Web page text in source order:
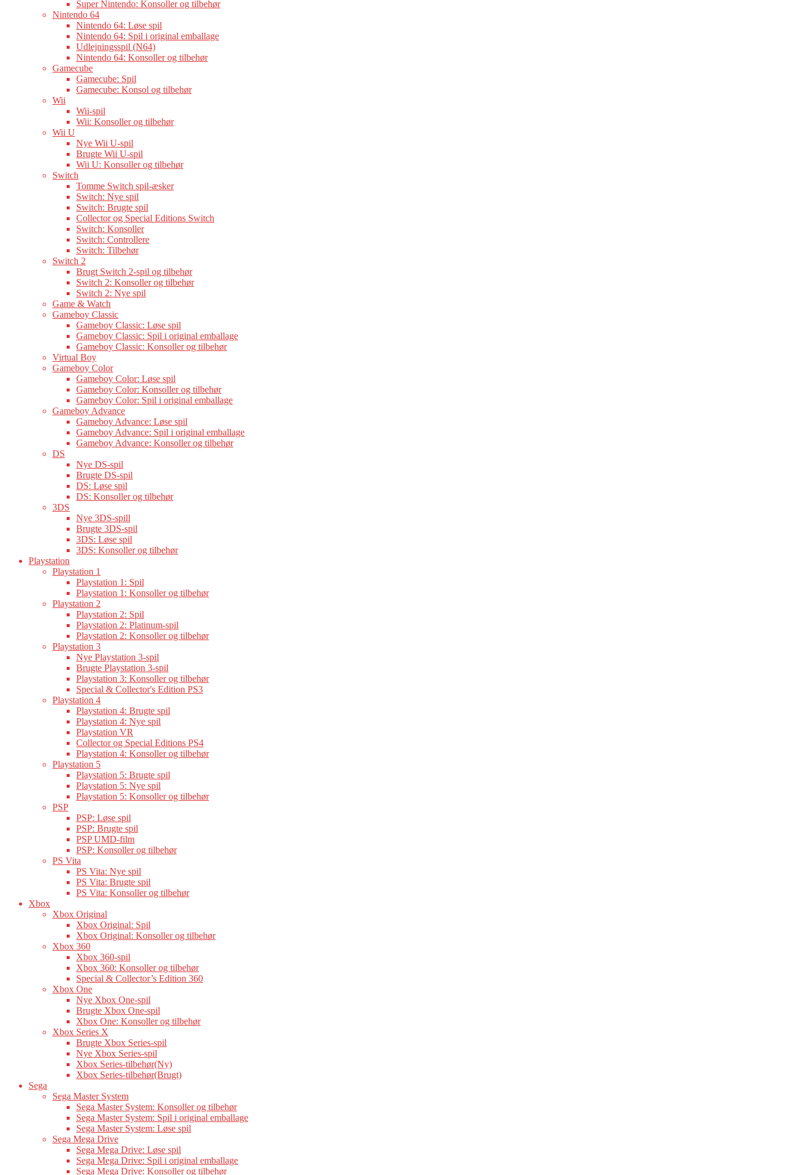
Super Nintendo: Konsoller og tilbehør
Nintendo 64
Nintendo 64: Løse spil
Nintendo 64: Spil i original emballage
Udlejningsspil (N64)
Nintendo 64: Konsoller og tilbehør
Gamecube
Gamecube: Spil
Gamecube: Konsol og tilbehør
Wii
Wii-spil
Wii: Konsoller og tilbehør
Wii U
Nye Wii U-spil
Brugte Wii U-spil
Wii U: Konsoller og tilbehør
Switch
Tomme Switch spil-æsker
Switch: Nye spil
Switch: Brugte spil
Collector og Special Editions Switch
Switch: Konsoller
Switch: Controllere
Switch: Tilbehør
Switch 2
Brugt Switch 2-spil og tilbehør
Switch 2: Konsoller og tilbehør
Switch 2: Nye spil
Game & Watch
Gameboy Classic
Gameboy Classic: Løse spil
Gameboy Classic: Spil i original emballage
Gameboy Classic: Konsoller og tilbehør
Virtual Boy
Gameboy Color
Gameboy Color: Løse spil
Gameboy Color: Konsoller og tilbehør
Gameboy Color: Spil i original emballage
Gameboy Advance
Gameboy Advance: Løse spil
Gameboy Advance: Spil i original emballage
Gameboy Advance: Konsoller og tilbehør
DS
Nye DS-spil
Brugte DS-spil
DS: Løse spil
DS: Konsoller og tilbehør
3DS
Nye 3DS-spill
Brugte 3DS-spil
3DS: Løse spil
3DS: Konsoller og tilbehør
Playstation
Playstation 1
Playstation 1: Spil
Playstation 1: Konsoller og tilbehør
Playstation 2
Playstation 2: Spil
Playstation 2: Platinum-spil
Playstation 2: Konsoller og tilbehør
Playstation 3
Nye Playstation 3-spil
Brugte Playstation 3-spil
Playstation 3: Konsoller og tilbehør
Special & Collector's Edition PS3
Playstation 4
Playstation 4: Brugte spil
Playstation 4: Nye spil
Playstation VR
Collector og Special Editions PS4
Playstation 4: Konsoller og tilbehør
Playstation 5
Playstation 5: Brugte spil
Playstation 5: Nye spil
Playstation 5: Konsoller og tilbehør
PSP
PSP: Løse spil
PSP: Brugte spil
PSP UMD-film
PSP: Konsoller og tilbehør
PS Vita
PS Vita: Nye spil
PS Vita: Brugte spil
PS Vita: Konsoller og tilbehør
Xbox
Xbox Original
Xbox Original: Spil
Xbox Original: Konsoller og tilbehør
Xbox 360
Xbox 360-spil
Xbox 360: Konsoller og tilbehør
Special & Collector’s Edition 360
Xbox One
Nye Xbox One-spil
Brugte Xbox One-spil
Xbox One: Konsoller og tilbehør
Xbox Series X
Brugte Xbox Series-spil
Nye Xbox Series-spil
Xbox Series-tilbehør(Ny)
Xbox Series-tilbehør(Brugt)
Sega
Sega Master System
Sega Master System: Konsoller og tilbehør
Sega Master System: Spil i original emballage
Sega Master System: Løse spil
Sega Mega Drive
Sega Mega Drive: Løse spil
Sega Mega Drive: Spil i original emballage
Sega Mega Drive: Konsoller og tilbehør